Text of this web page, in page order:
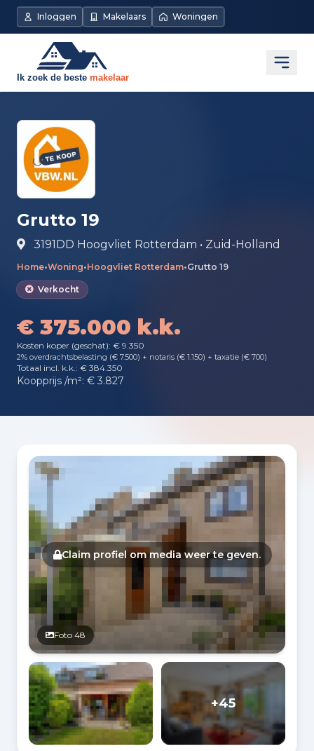
Direct naar de inhoud
Inloggen Makelaars Woningen
Grutto 19
3191DD Hoogvliet Rotterdam • Zuid-Holland
Home•Woning•Hoogvliet Rotterdam•Grutto 19
Verkocht
€ 375.000 k.k.
Kosten koper (geschat): € 9.350
2% overdrachtsbelasting (€ 7.500) + notaris (€ 1.150) + taxatie (€ 700)
Totaal incl. k.k.: € 384.350
Koopprijs /m²: € 3.827
Fotogalerij
Foto 48
Claim profiel om media weer te geven.
+45